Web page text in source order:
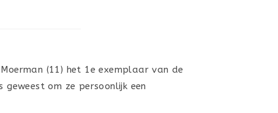
(11) het 1e exemplaar van de
om ze persoonlijk een